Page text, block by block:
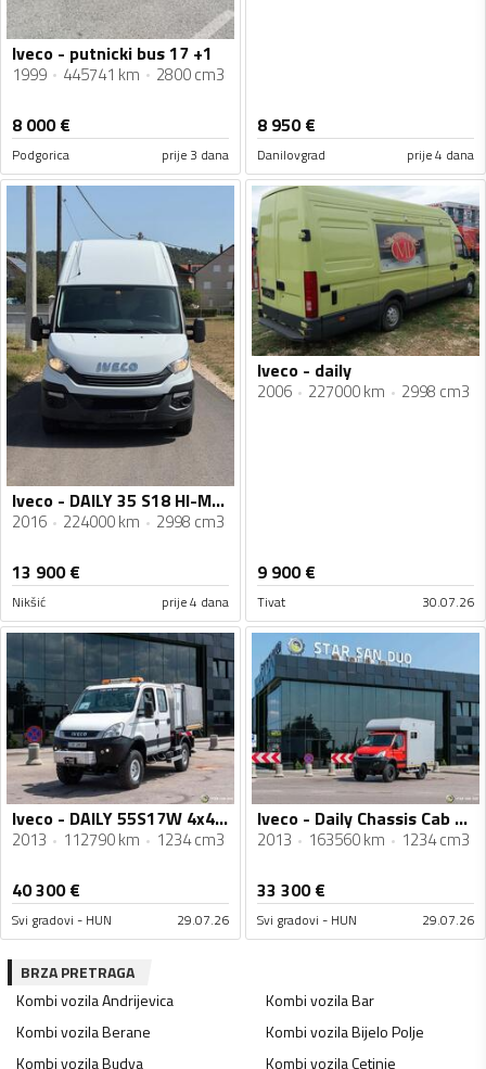
Iveco - putnicki bus 17 +1
1999 445741 km 2800 cm3
8 000€
Podgorica prije 3 dana
8 950€
Danilovgrad prije 4 dana
Iveco - DAILY 35 S18 HI-MATIC
2016 224000 km 2998 cm3
13 900€
Nikšić prije 4 dana
Iveco - daily
2006 227000 km 2998 cm3
9 900€
Tivat 30.07.26
Iveco - DAILY 55S17W 4x4 / DOKA dupla kabina / Camper / Cerada / Kamion do 3,5 t / STR-0723
2013 112790 km 1234 cm3
40 300€
Svi gradovi - HUN 29.07.26
Iveco - Daily Chassis Cab 3,5T / šasija sa kabinom / 3,5 t / 6x6 / kamper / kamion šasija / STR-0708
2013 163560 km 1234 cm3
33 300€
Svi gradovi - HUN 29.07.26
BRZA PRETRAGA
Kombi vozilaAndrijevica Kombi vozilaBar
Kombi vozilaBerane Kombi vozilaBijelo Polje
Kombi vozilaBudva Kombi vozilaCetinje